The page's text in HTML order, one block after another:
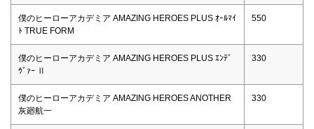
僕のヒーローアカデミア AMAZING HEROES PLUS ｵｰﾙﾏｲ
ﾄ TRUE FORM
550
僕のヒーローアカデミア AMAZING HEROES PLUS ｴﾝﾃﾞ
ｳﾞｧｰ Ⅱ
330
僕のヒーローアカデミア AMAZING HEROES ANOTHER
灰廻航一
330